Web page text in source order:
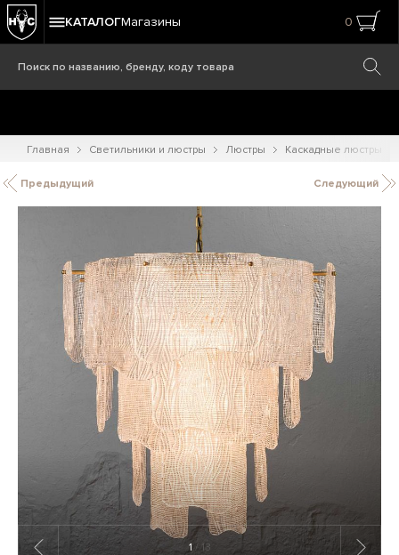
КАТАЛОГМагазины 0
Главная Светильники и люстры Люстры Каскадные люстры
Предыдущий Следующий
1 / 13